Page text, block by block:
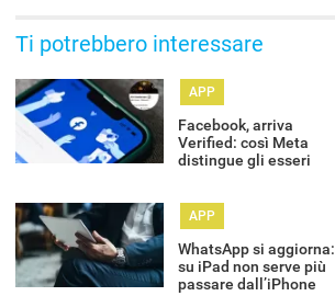
Ti potrebbero interessare
APP
Facebook, arriva
Verified: così Meta
distingue gli esseri
APP
WhatsApp si aggiorna:
su iPad non serve più
passare dall’iPhone